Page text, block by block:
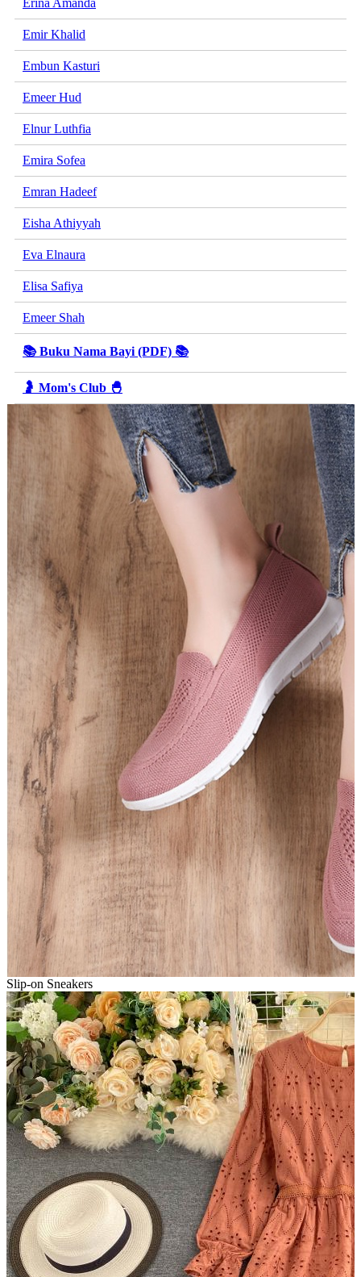
Emir Khalid
Embun Kasturi
Emeer Hud
Elnur Luthfia
Emira Sofea
Emran Hadeef
Eisha Athiyyah
Eva Elnaura
Elisa Safiya
Emeer Shah
📚 Buku Nama Bayi (PDF) 📚
🤰 Mom's Club 🐣
Slip-on Sneakers